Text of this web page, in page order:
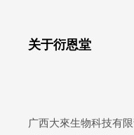
关于衍恩堂
广西大來生物科技有